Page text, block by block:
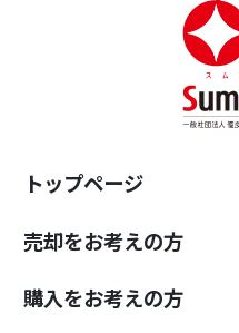
トップページ
売却をお考えの方
購入をお考えの方